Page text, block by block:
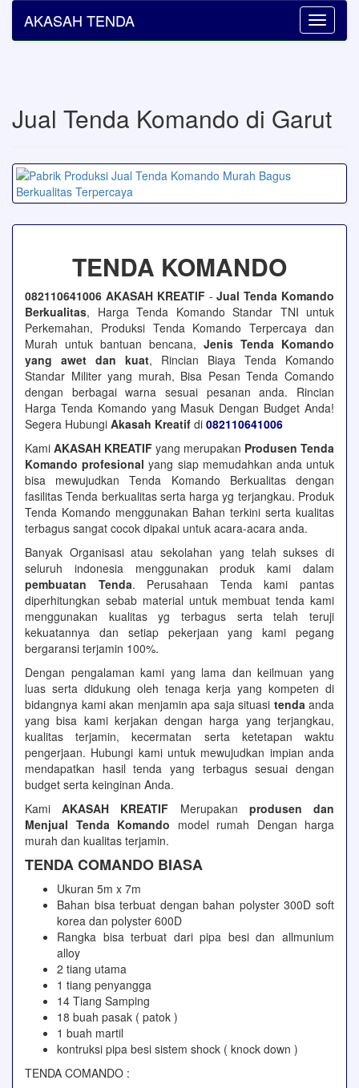
Toggle
AKASAH TENDA
Jual Tenda Komando di Garut
TENDA KOMANDO
082110641006 AKASAH KREATIF-Jual Tenda Komando
Berkualitas, Harga Tenda Komando Standar TNI untuk
Perkemahan, Produksi Tenda Komando Terpercaya dan
Murah untuk bantuan bencana, Jenis Tenda Komando
yang awet dan kuat, Rincian Biaya Tenda Komando
Standar Militer yang murah, Bisa Pesan Tenda Comando
dengan berbagai warna sesuai pesanan anda. Rincian
Harga Tenda Komando yang Masuk Dengan Budget Anda!
Segera Hubungi Akasah Kreatif di 082110641006
Kami AKASAH KREATIF yang merupakan Produsen Tenda
Komando profesional yang siap memudahkan anda untuk
bisa mewujudkan Tenda Komando Berkualitas dengan
fasilitas Tenda berkualitas serta harga yg terjangkau. Produk
Tenda Komando menggunakan Bahan terkini serta kualitas
terbagus sangat cocok dipakai untuk acara-acara anda.
Banyak Organisasi atau sekolahan yang telah sukses di
seluruh indonesia menggunakan produk kami dalam
pembuatan Tenda. Perusahaan Tenda kami pantas
diperhitungkan sebab material untuk membuat tenda kami
menggunakan kualitas yg terbagus serta telah teruji
kekuatannya dan setiap pekerjaan yang kami pegang
bergaransi terjamin 100%.
Dengan pengalaman kami yang lama dan keilmuan yang
luas serta didukung oleh tenaga kerja yang kompeten di
bidangnya kami akan menjamin apa saja situasi tendaanda
yang bisa kami kerjakan dengan harga yang terjangkau,
kualitas terjamin, kecermatan serta ketetapan waktu
pengerjaan. Hubungi kami untuk mewujudkan impian anda
mendapatkan hasil tenda yang terbagus sesuai dengan
budget serta keinginan Anda.
KamiAKASAH KREATIF Merupakan produsen dan
Menjual Tenda Komando model rumah Dengan harga
murah dan kualitas terjamin.
TENDA COMANDO BIASA
Ukuran 5m x 7m
Bahan bisa terbuat dengan bahan polyster 300D soft
korea dan polyster 600D
Rangka bisa terbuat dari pipa besi dan allmunium
alloy
2 tiang utama
1 tiang penyangga
14 Tiang Samping
18 buah pasak ( patok )
1 buah martil
kontruksi pipa besi sistem shock ( knock down )
TENDA COMANDO :